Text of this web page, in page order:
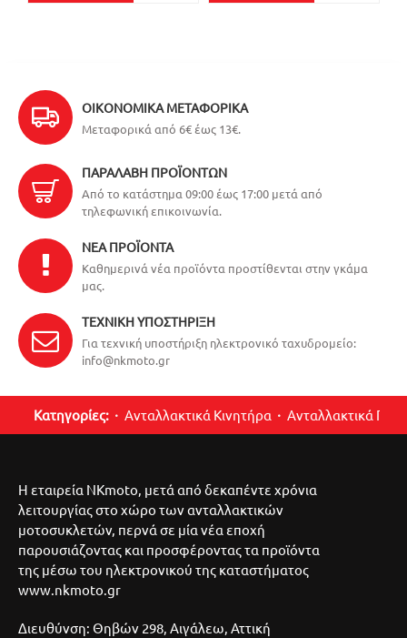
ΟΙΚΟΝΟΜΙΚΆ ΜΕΤΑΦΟΡΙΚΆ
Μεταφορικά από 6€ έως 13€.
ΠΑΡΑΛΑΒΉ ΠΡΟΪΌΝΤΩΝ
Από το κατάστημα 09:00 έως 17:00 μετά από
τηλεφωνική επικοινωνία.
ΝΈΑ ΠΡΟΪΌΝΤΑ
Καθημερινά νέα προϊόντα προστίθενται στην γκάμα
μας.
ΤΕΧΝΙΚΉ ΥΠΟΣΤΉΡΙΞΗ
Για τεχνική υποστήριξη ηλεκτρονικό ταχυδρομείο:
info@nkmoto.gr
Κατηγορίες: Ανταλλακτικά Κινητήρα Ανταλλακτικά
Η εταιρεία NKmoto, μετά από δεκαπέντε χρόνια
λειτουργίας στο χώρο των ανταλλακτικών
μοτοσυκλετών, περνά σε μία νέα εποχή
παρουσιάζοντας και προσφέροντας τα προϊόντα
της μέσω του ηλεκτρονικού της καταστήματος
www.nkmoto.gr
Διευθύνση: Θηβών 298, Αιγάλεω, Αττική